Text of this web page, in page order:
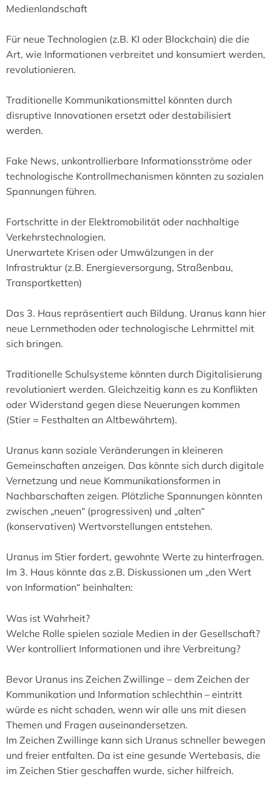
Medienlandschaft
Für neue Technologien (z.B. KI oder Blockchain) die die
Art, wie Informationen verbreitet und konsumiert werden,
revolutionieren.
Traditionelle Kommunikationsmittel könnten durch
disruptive Innovationen ersetzt oder destabilisiert
werden.
Fake News, unkontrollierbare Informationsströme oder
technologische Kontrollmechanismen könnten zu sozialen
Spannungen führen.
Fortschritte in der Elektromobilität oder nachhaltige
Verkehrstechnologien.
Unerwartete Krisen oder Umwälzungen in der
Infrastruktur (z.B. Energieversorgung, Straßenbau,
Transportketten)
Das 3. Haus repräsentiert auch Bildung. Uranus kann hier
neue Lernmethoden oder technologische Lehrmittel mit
sich bringen.
Traditionelle Schulsysteme könnten durch Digitalisierung
revolutioniert werden. Gleichzeitig kann es zu Konflikten
oder Widerstand gegen diese Neuerungen kommen
(Stier = Festhalten an Altbewährtem).
Uranus kann soziale Veränderungen in kleineren
Gemeinschaften anzeigen. Das könnte sich durch digitale
Vernetzung und neue Kommunikationsformen in
Nachbarschaften zeigen. Plötzliche Spannungen könnten
zwischen „neuen“ (progressiven) und „alten“
(konservativen) Wertvorstellungen entstehen.
Uranus im Stier fordert, gewohnte Werte zu hinterfragen.
Im 3. Haus könnte das z.B. Diskussionen um „den Wert
von Information“ beinhalten:
Was ist Wahrheit?
Welche Rolle spielen soziale Medien in der Gesellschaft?
Wer kontrolliert Informationen und ihre Verbreitung?
Bevor Uranus ins Zeichen Zwillinge – dem Zeichen der
Kommunikation und Information schlechthin – eintritt
würde es nicht schaden, wenn wir alle uns mit diesen
Themen und Fragen auseinandersetzen.
Im Zeichen Zwillinge kann sich Uranus schneller bewegen
und freier entfalten. Da ist eine gesunde Wertebasis, die
im Zeichen Stier geschaffen wurde, sicher hilfreich.